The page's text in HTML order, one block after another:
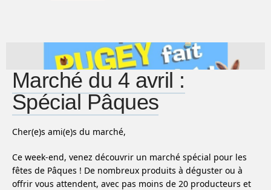
Marché du 4 avril :
Spécial Pâques
Cher(e)s ami(e)s du marché,
Ce week-end, venez découvrir un marché spécial pour les
fêtes de Pâques ! De nombreux produits à déguster ou à
offrir vous attendent, avec pas moins de 20 producteurs et